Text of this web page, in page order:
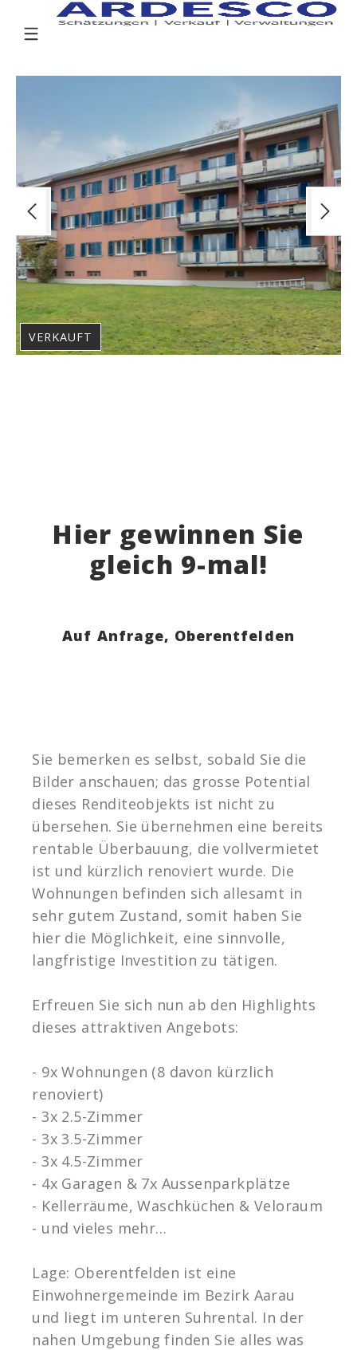
VERKAUFT
Hier gewinnen Sie
gleich 9-mal!
Auf Anfrage, Oberentfelden
Sie bemerken es selbst, sobald Sie die
Bilder anschauen; das grosse Potential
dieses Renditeobjekts ist nicht zu
übersehen. Sie übernehmen eine bereits
rentable Überbauung, die vollvermietet
ist und kürzlich renoviert wurde. Die
Wohnungen befinden sich allesamt in
sehr gutem Zustand, somit haben Sie
hier die Möglichkeit, eine sinnvolle,
langfristige Investition zu tätigen.
Erfreuen Sie sich nun ab den Highlights
dieses attraktiven Angebots:
- 9x Wohnungen (8 davon kürzlich
renoviert)
- 3x 2.5-Zimmer
- 3x 3.5-Zimmer
- 3x 4.5-Zimmer
- 4x Garagen & 7x Aussenparkplätze
- Kellerräume, Waschküchen & Veloraum
- und vieles mehr…
Lage: Oberentfelden ist eine
Einwohnergemeinde im Bezirk Aarau
und liegt im unteren Suhrental. In der
nahen Umgebung finden Sie alles was